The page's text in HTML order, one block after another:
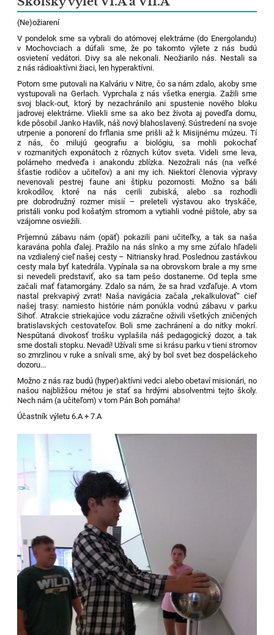
(Ne)ožiarení
V pondelok sme sa vybrali do atómovej elektrárne (do Energolandu)
v Mochovciach a dúfali sme, že po takomto výlete z nás budú
osvietení vedátori. Divy sa ale nekonali. Neožiarilo nás. Nestali sa
z nás rádioaktívni žiaci, len hyperaktívni.
Potom sme putovali na Kalváriu v Nitre, čo sa nám zdalo, akoby sme
vystupovali na Gerlach. Vyprchala z nás všetka energia. Zažili sme
svoj black-out, ktorý by nezachránilo ani spustenie nového bloku
jadrovej elektrárne. Vliekli sme sa ako bez života aj povedľa domu,
kde pôsobil Janko Havlík, náš nový blahoslavený. Sústredení na svoje
utrpenie a ponorení do frflania sme prišli až k Misijnému múzeu. Tí
z nás, čo milujú geografiu a biológiu, sa mohli pokochať
v rozmanitých exponátoch z rôznych kútov sveta. Videli sme leva,
polárneho medveďa i anakondu zblízka. Nezožrali nás (na veľké
šťastie rodičov a učiteľov) a ani my ich. Niektorí členovia výpravy
nevenovali pestrej faune ani štipku pozornosti. Možno sa báli
krokodílov, ktoré na nás cerili zubiská, alebo sa rozhodli
pre dobrodružný rozmer misií – preleteli výstavou ako tryskáče,
pristáli vonku pod košatým stromom a vytiahli vodné pištole, aby sa
vzájomne osviežili.
Príjemnú zábavu nám (opäť) pokazili pani učiteľky, a tak sa naša
karavána pohla ďalej. Pražilo na nás slnko a my sme zúfalo hľadeli
na vzdialený cieľ našej cesty – Nitriansky hrad. Poslednou zastávkou
cesty mala byť katedrála. Vypínala sa na obrovskom brale a my sme
si nevedeli predstaviť, ako sa tam pešo dostaneme. Od tepla sme
začali mať fatamorgány. Zdalo sa nám, že sa hrad vzďaľuje. A vtom
nastal prekvapivý zvrat! Naša navigácia začala „rekalkulovať“ cieľ
našej trasy: namiesto histórie nám ponúkla vodnú zábavu v parku
Sihoť. Atrakcie striekajúce vodu zázračne oživili všetkých zničených
bratislavských cestovateľov. Boli sme zachránení a do nitky mokrí.
Nespútaná divokosť trošku vyplašila náš pedagogický dozor, a tak
sme dostali stopku. Nevadí! Užívali sme si krásu parku v tieni stromov
so zmrzlinou v ruke a snívali sme, aký by bol svet bez dospeláckeho
dozoru...
Možno z nás raz budú (hyper)aktívni vedci alebo obetaví misionári, no
našou najbližšou métou je stať sa hrdými absolventmi tejto školy.
Nech nám (a učiteľom) v tom Pán Boh pomáha!
Účastník výletu 6.A + 7.A